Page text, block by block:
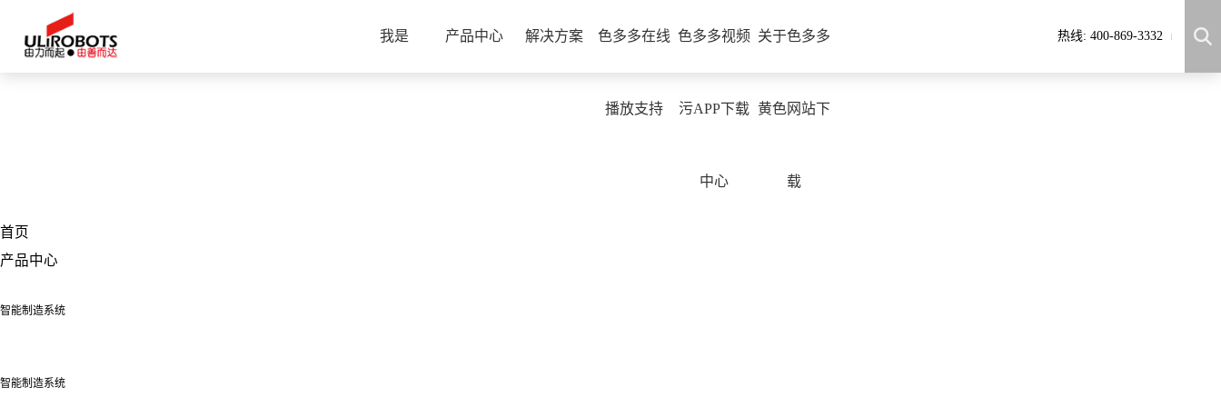
色多多黄色网站下载,色多多黄在线观看,色多多在线播放,色多多视频污APP下载
热线: 400-869-3332
我是 产品中心 解决方案 色多多在线
播放支持
色多多视频
污APP下载
中心
关于色多多
黄色网站下
载
首页
产品中心
智能制造系统
智能制造系统